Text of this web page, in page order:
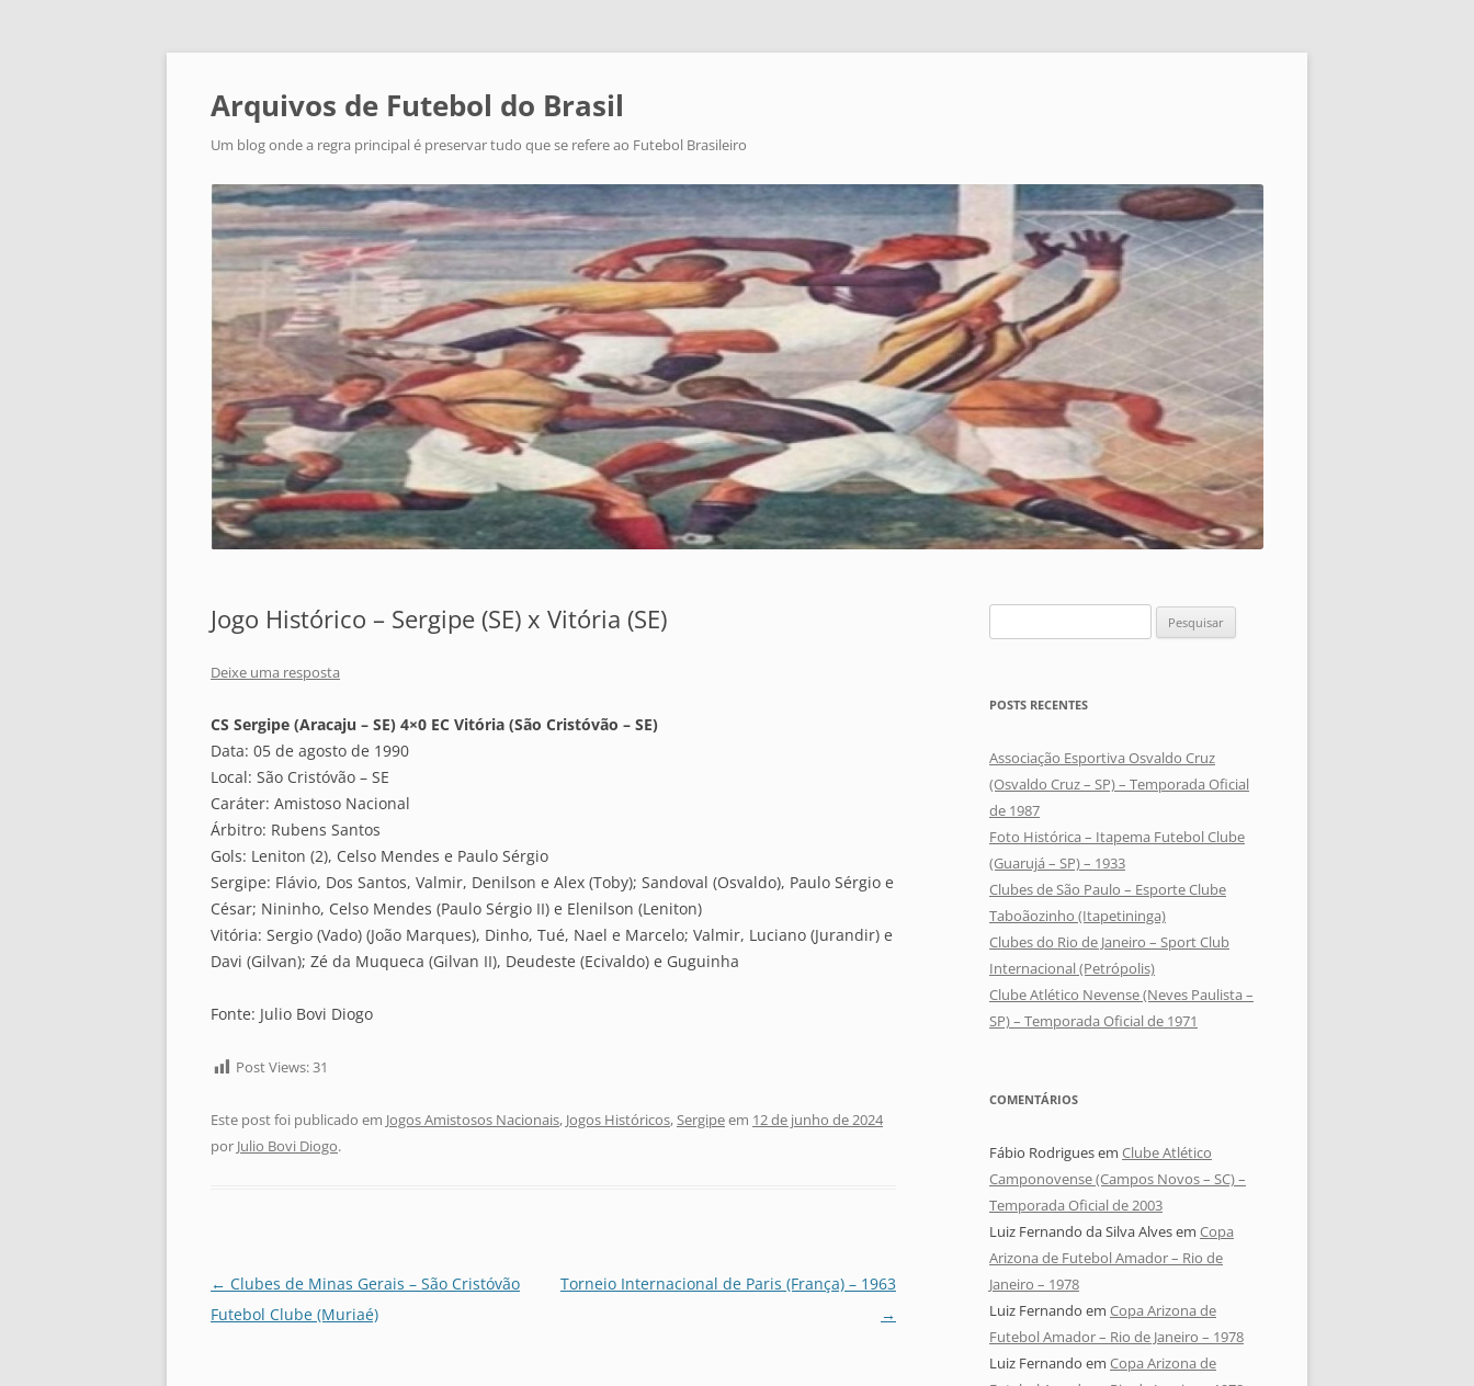
Arquivos de Futebol do Brasil
Um blog onde a regra principal é preservar tudo que se refere ao Futebol Brasileiro
Jogo Histórico – Sergipe (SE) x Vitória (SE)
Deixe uma resposta
CS Sergipe (Aracaju – SE) 4×0 EC Vitória (São Cristóvão – SE)
Data: 05 de agosto de 1990
Local: São Cristóvão – SE
Caráter: Amistoso Nacional
Árbitro: Rubens Santos
Gols: Leniton (2), Celso Mendes e Paulo Sérgio
Sergipe: Flávio, Dos Santos, Valmir, Denilson e Alex (Toby); Sandoval (Osvaldo), Paulo Sérgio e
César; Nininho, Celso Mendes (Paulo Sérgio II) e Elenilson (Leniton)
Vitória: Sergio (Vado) (João Marques), Dinho, Tué, Nael e Marcelo; Valmir, Luciano (Jurandir) e
Davi (Gilvan); Zé da Muqueca (Gilvan II), Deudeste (Ecivaldo) e Guguinha
Fonte: Julio Bovi Diogo
Post Views:31
Este post foi publicado em Jogos Amistosos Nacionais, Jogos Históricos,Sergipeem 12 de junho de 2024
por Julio Bovi Diogo.
Navegação
de
← Clubes de Minas Gerais – São Cristóvão
Futebol Clube (Muriaé)
Torneio Internacional de Paris (França) – 1963
→
por:
POSTS RECENTES
Associação Esportiva Osvaldo Cruz
(Osvaldo Cruz – SP) – Temporada Oficial
de 1987
Foto Histórica – Itapema Futebol Clube
(Guarujá – SP) – 1933
Clubes de São Paulo – Esporte Clube
Taboãozinho (Itapetininga)
Clubes do Rio de Janeiro – Sport Club
Internacional (Petrópolis)
Clube Atlético Nevense (Neves Paulista –
SP) – Temporada Oficial de 1971
COMENTÁRIOS
Fábio Rodriguesem Clube Atlético
Camponovense (Campos Novos – SC) –
Temporada Oficial de 2003
Luiz Fernando da Silva Alvesem Copa
Arizona de Futebol Amador – Rio de
Janeiro – 1978
Luiz Fernando em Copa Arizona de
Futebol Amador – Rio de Janeiro – 1978
Luiz Fernando em Copa Arizona de